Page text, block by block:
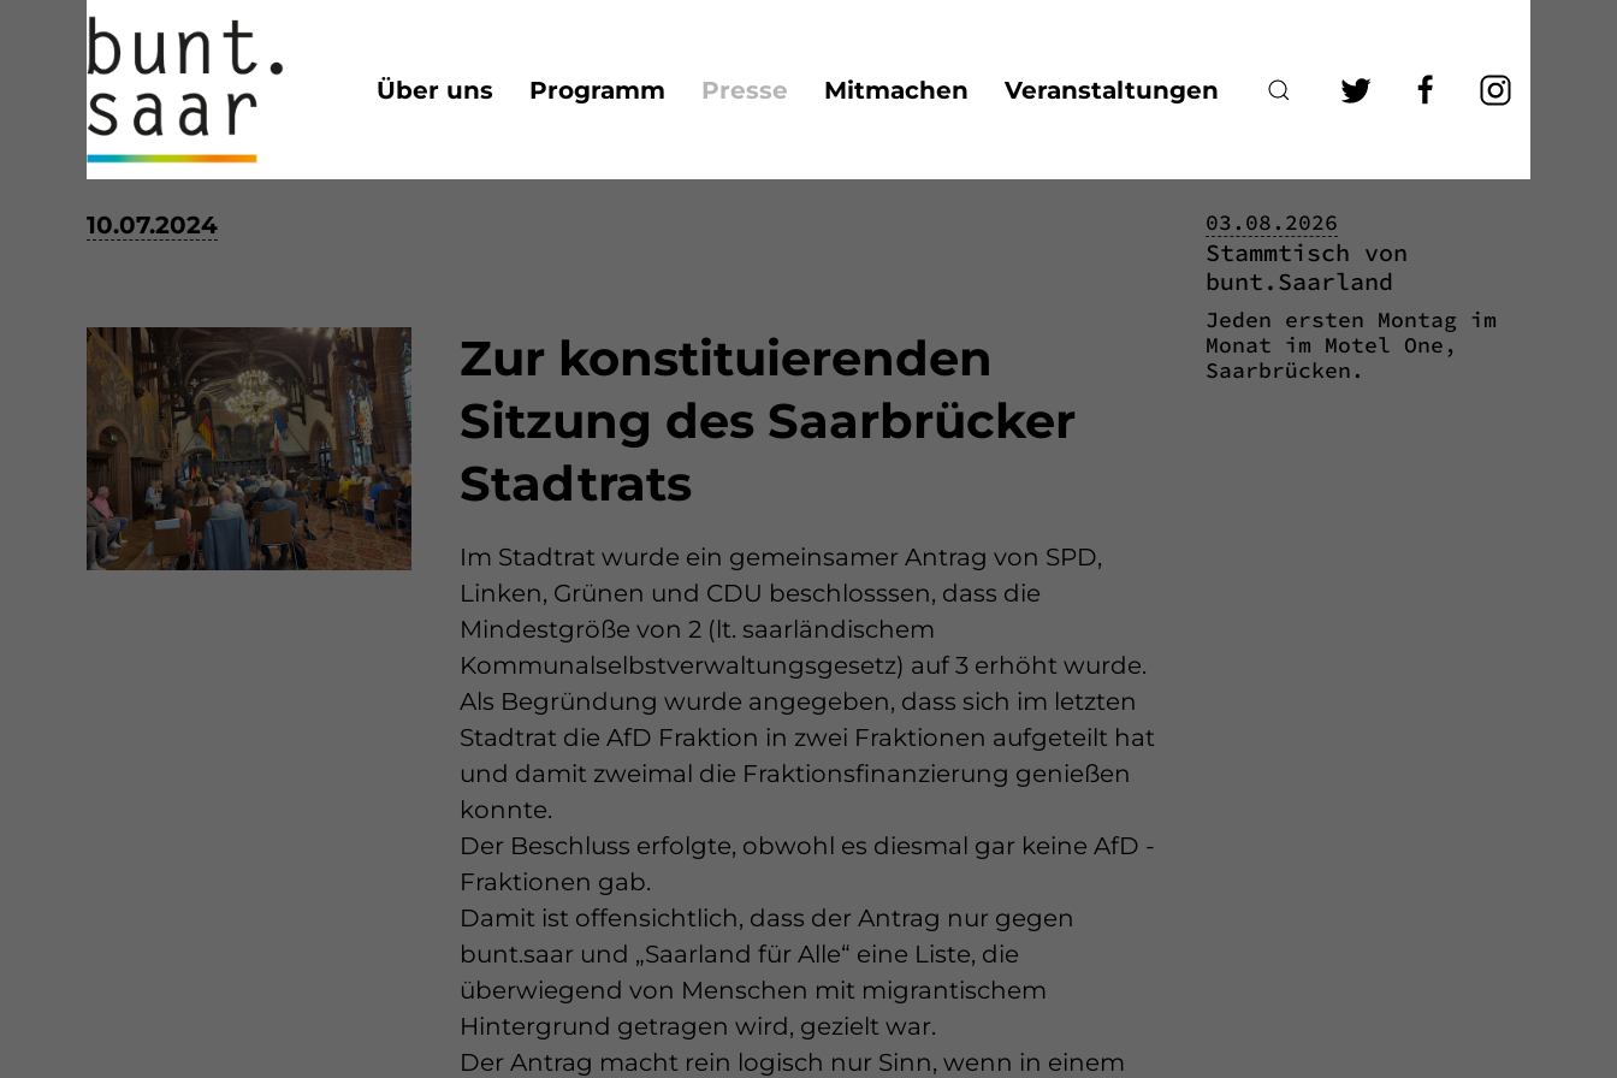
Über uns Programm Presse Mitmachen Veranstaltungen
Zur konstituierenden Sitzung des Saarbrücker Stadtrats
10.07.2024
Zur konstituierenden
Sitzung des Saarbrücker
Stadtrats
Im Stadtrat wurde ein gemeinsamer Antrag von SPD,
Linken, Grünen und CDU beschlosssen, dass die
Mindestgröße von 2 (lt. saarländischem
Kommunalselbstverwaltungsgesetz) auf 3 erhöht wurde.
Als Begründung wurde angegeben, dass sich im letzten
Stadtrat die AfD Fraktion in zwei Fraktionen aufgeteilt hat
und damit zweimal die Fraktionsfinanzierung genießen
konnte.
Der Beschluss erfolgte, obwohl es diesmal gar keine AfD -
Fraktionen gab.
Damit ist offensichtlich, dass der Antrag nur gegen
bunt.saar und „Saarland für Alle“ eine Liste, die
überwiegend von Menschen mit migrantischem
Hintergrund getragen wird, gezielt war.
Der Antrag macht rein logisch nur Sinn, wenn in einem
03.08.2026
Stammtisch von
bunt.Saarland
Jeden ersten Montag im
Monat im Motel One,
Saarbrücken.